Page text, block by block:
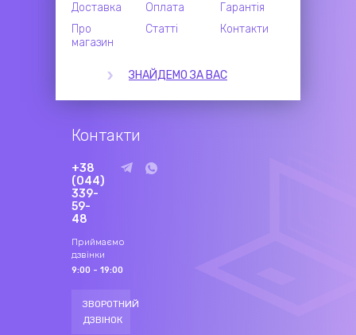
Доставка Оплата
Гарантія
Про
магазин
Статті Контакти
ЗНАЙДЕМО ЗА ВАС
Контакти
+38
(044)
339-
59-
48
Приймаємо
дзвінки
9:00 - 19:00
ЗВОРОТНИЙ
ДЗВІНОК